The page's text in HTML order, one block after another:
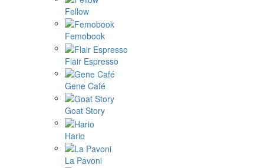
Fellow
Femobook
Flair Espresso
Gene Café
Goat Story
Hario
La Pavoni